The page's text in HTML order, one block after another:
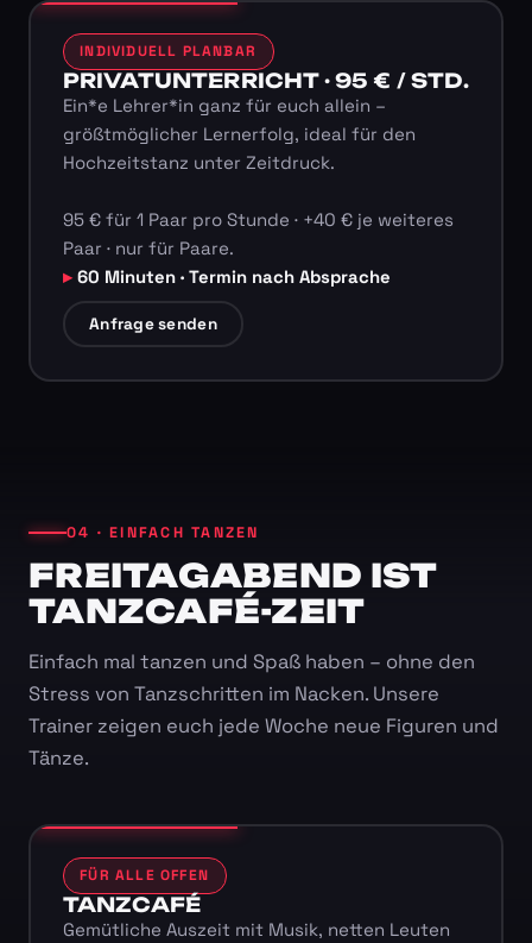
INDIVIDUELL PLANBAR
PRIVATUNTERRICHT · 95 € / STD.
Ein*e Lehrer*in ganz für euch allein –
größtmöglicher Lernerfolg, ideal für den
Hochzeitstanz unter Zeitdruck.
95 € für 1 Paar pro Stunde · +40 € je weiteres
Paar · nur für Paare.
60 Minuten · Termin nach Absprache
Anfrage senden
04 · EINFACH TANZEN
FREITAGABEND IST
TANZCAFÉ-ZEIT
Einfach mal tanzen und Spaß haben – ohne den
Stress von Tanzschritten im Nacken. Unsere
Trainer zeigen euch jede Woche neue Figuren und
Tänze.
FÜR ALLE OFFEN
TANZCAFÉ
Gemütliche Auszeit mit Musik, netten Leuten